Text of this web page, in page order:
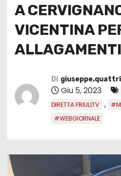
A
VICENTINA
Di
Giu 5, 2023
DIRETTA FRIULITV
,
#WEBGIORNALE